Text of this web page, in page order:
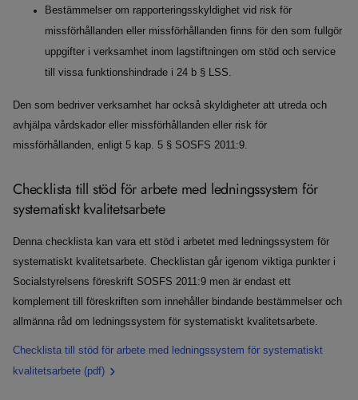
Bestämmelser om rapporteringsskyldighet vid risk för
missförhållanden eller missförhållanden finns för den som fullgör
uppgifter i verksamhet inom lagstiftningen om stöd och service
till vissa funktionshindrade i 24 b § LSS.
Den som bedriver verksamhet har också skyldigheter att utreda och
avhjälpa vårdskador eller missförhållanden eller risk för
missförhållanden, enligt 5 kap. 5 § SOSFS 2011:9.
Checklista till stöd för arbete med ledningssystem för
systematiskt kvalitetsarbete
Denna checklista kan vara ett stöd i arbetet med ledningssystem för
systematiskt kvalitetsarbete. Checklistan går igenom viktiga punkter i
Socialstyrelsens föreskrift SOSFS 2011:9 men är endast ett
komplement till föreskriften som innehåller bindande bestämmelser och
allmänna råd om ledningssystem för systematiskt kvalitetsarbete.
Checklista till stöd för arbete med ledningssystem för systematiskt
kvalitetsarbete (pdf)